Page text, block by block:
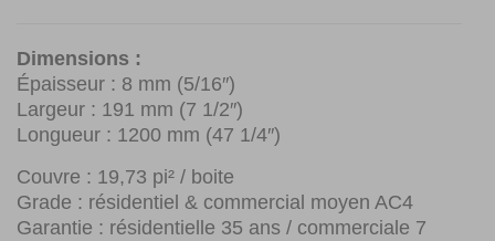
Dimensions :
Épaisseur : 8 mm (5/16″)
Largeur : 191 mm (7 1/2″)
Longueur : 1200 mm (47 1/4″)
Couvre : 19,73 pi² / boite
Grade : résidentiel & commercial moyen AC4
Garantie : résidentielle 35 ans / commerciale 7